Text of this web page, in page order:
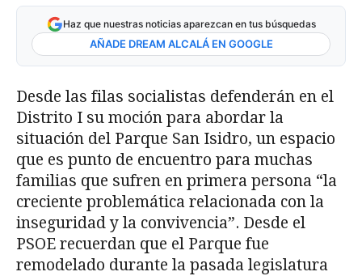
Haz que nuestras noticias aparezcan en tus búsquedas
AÑADE DREAM ALCALÁ EN GOOGLE
Desde las filas socialistas defenderán en el
Distrito I su moción para abordar la
situación del Parque San Isidro, un espacio
que es punto de encuentro para muchas
familias que sufren en primera persona “la
creciente problemática relacionada con la
inseguridad y la convivencia”. Desde el
PSOE recuerdan que el Parque fue
remodelado durante la pasada legislatura